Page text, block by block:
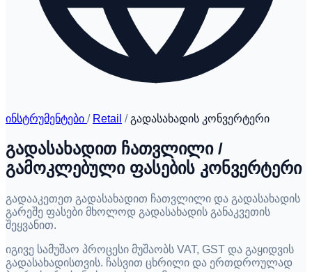
ინსტრუმენტები / Retail / გადასახადის კონვერტერი
გადასახადით ჩათვლილი /
გამოკლებული ფასების კონვერტერი
გადააკეთეთ გადასახადით ჩათვლილი და გადასახადის
გარეშე ფასები მხოლოდ გადასახადის განაკვეთის
შეყვანით.
იგივე სამუშაო პროცესი მუშაობს VAT, GST და გაყიდვის
გადასახადისთვის. ჩასვით ცხრილი და ერთდროულად